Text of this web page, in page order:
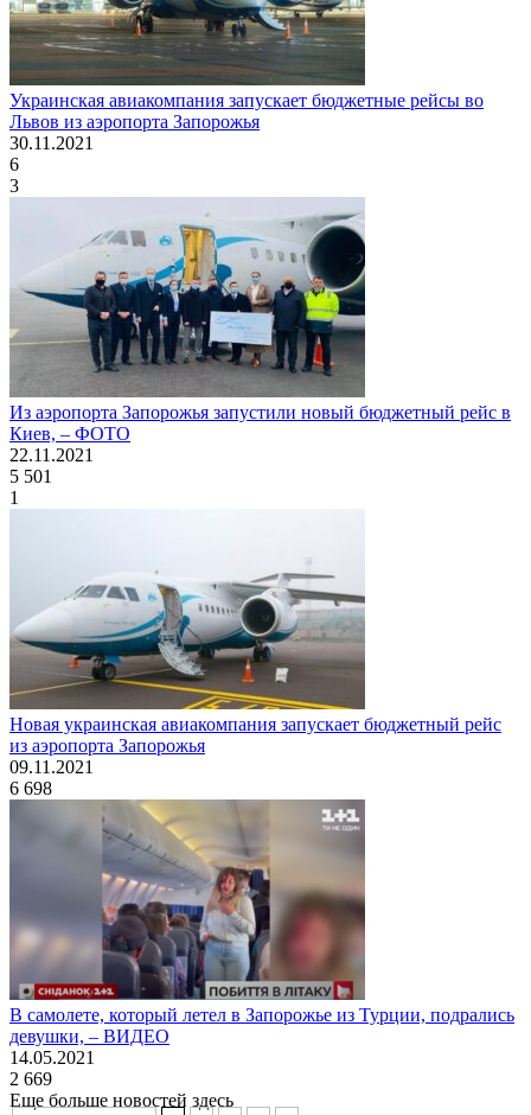
Украинская авиакомпания запускает бюджетные рейсы во
Львов из аэропорта Запорожья
30.11.2021
6
3
Из аэропорта Запорожья запустили новый бюджетный рейс в
Киев, – ФОТО
22.11.2021
5 501
1
Новая украинская авиакомпания запускает бюджетный рейс
из аэропорта Запорожья
09.11.2021
6 698
В самолете, который летел в Запорожье из Турции, подрались
девушки, – ВИДЕО
14.05.2021
2 669
Еще больше новостей здесь